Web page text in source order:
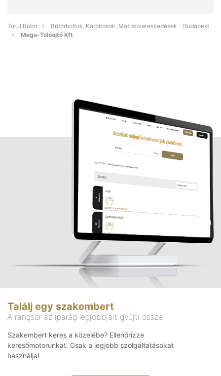
Turul Bútor
Bútorboltok, Kárpitosok, Matrackereskedések - Budapest
Mega-Tolóajtó Kft
Találj egy szakembert
A rangsor az iparág legjobbjait gyűjti össze
Szakembert keres a közelébe? Ellenőrizze
keresőmotorunkat. Csak a legjobb szolgáltatásokat
használja!